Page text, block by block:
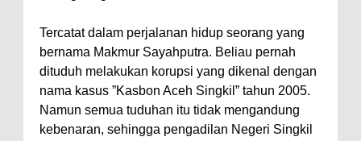
Tercatat dalam perjalanan hidup seorang yang
bernama Makmur Sayahputra. Beliau pernah
dituduh melakukan korupsi yang dikenal dengan
nama kasus ”Kasbon Aceh Singkil” tahun 2005.
Namun semua tuduhan itu tidak mengandung
kebenaran, sehingga pengadilan Negeri Singkil